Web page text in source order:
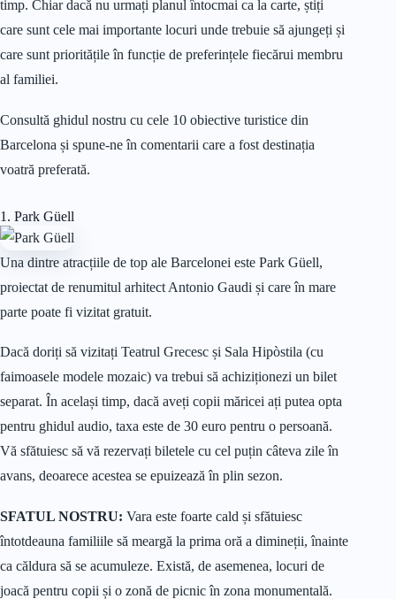
timp. Chiar dacă nu urmați planul întocmai ca la carte, știți
care sunt cele mai importante locuri unde trebuie să ajungeți și
care sunt prioritățile în funcție de preferințele fiecărui membru
al familiei.
Consultă ghidul nostru cu cele 10 obiective turistice din
Barcelona și spune-ne în comentarii care a fost destinația
voatră preferată.
1. Park Güell
Una dintre atracțiile de top ale Barcelonei este Park Güell,
proiectat de renumitul arhitect Antonio Gaudi și care în mare
parte poate fi vizitat gratuit.
Dacă doriți să vizitați Teatrul Grecesc și Sala Hipòstila (cu
faimoasele modele mozaic) va trebui să achiziționezi un bilet
separat. În același timp, dacă aveți copii măricei ați putea opta
pentru ghidul audio, taxa este de 30 euro pentru o persoană.
Vă sfătuiesc să vă rezervați biletele cu cel puțin câteva zile în
avans, deoarece acestea se epuizează în plin sezon.
SFATUL NOSTRU: Vara este foarte cald și sfătuiesc
întotdeauna familiile să meargă la prima oră a dimineții, înainte
ca căldura să se acumuleze. Există, de asemenea, locuri de
joacă pentru copii și o zonă de picnic în zona monumentală.